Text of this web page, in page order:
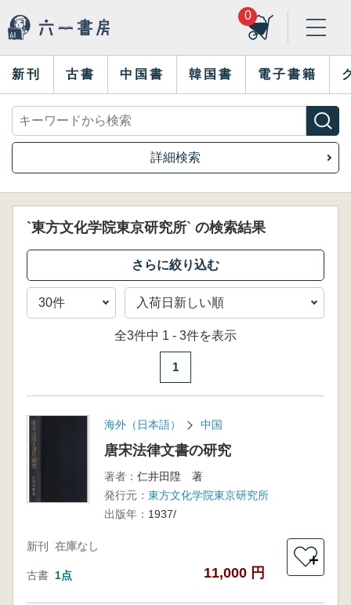
0
新刊 古書 中国書 韓国書 電子書籍
詳細検索
`東方文化学院東京研究所` の検索結果
全3件中 1 - 3件を表示
1
海外（日本語） 中国
唐宋法律文書の研究
著者： 仁井田陞 著
発行元： 東方文化学院東京研究所
出版年： 1937/
新刊 在庫なし
古書 1点 11,000 円
＋